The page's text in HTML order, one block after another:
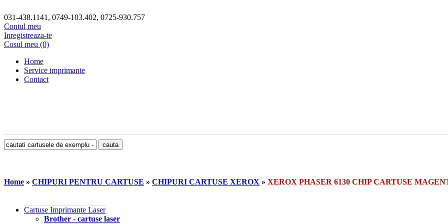
031-438.1141, 0749-103.402, 0725-930.757
Contul meu
Inregistreaza-te
Cosul meu (0)
Home
Service imprimante
Contact
Home » CHIPURI PENTRU CARTUSE » CHIPURI CARTUSE XEROX » XEROX PHASER 6130 CHIP CARTUSE
Cartuse Imprimante Laser
Brother - cartuse laser